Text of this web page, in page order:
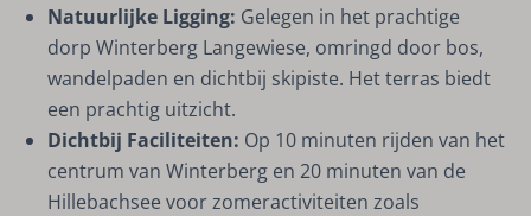
Natuurlijke Ligging: Gelegen in het prachtige
dorp Winterberg Langewiese, omringd door bos,
wandelpaden en dichtbij skipiste. Het terras biedt
een prachtig uitzicht.
Dichtbij Faciliteiten: Op 10 minuten rijden van het
centrum van Winterberg en 20 minuten van de
Hillebachsee voor zomeractiviteiten zoals